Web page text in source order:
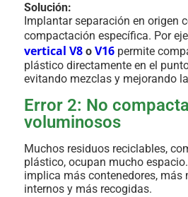
Solución:
Implantar separación en origen
compactación específica. Por
vertical V8 o V16 permite
plástico directamente en el
evitando mezclas y mejorando
Error 2: No
voluminosos
Muchos residuos reciclables,
plástico, ocupan mucho
implica más contenedores, más
internos y más recogidas.